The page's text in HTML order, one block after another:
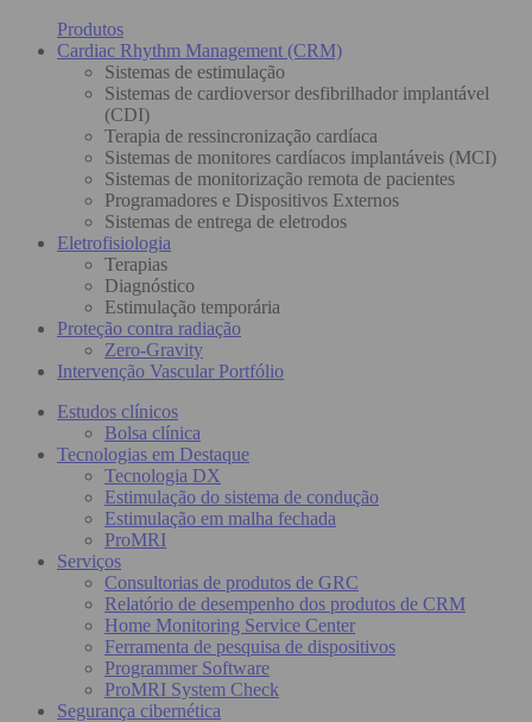
Produtos
Cardiac Rhythm Management (CRM)
Sistemas de estimulação
Sistemas de cardioversor desfibrilhador implantável
(CDI)
Terapia de ressincronização cardíaca
Sistemas de monitores cardíacos implantáveis (MCI)
Sistemas de monitorização remota de pacientes
Programadores e Dispositivos Externos
Sistemas de entrega de eletrodos
Eletrofisiologia
Terapias
Diagnóstico
Estimulação temporária
Proteção contra radiação
Zero-Gravity
Intervenção Vascular Portfólio
Estudos clínicos
Bolsa clínica
Tecnologias em Destaque
Tecnologia DX
Estimulação do sistema de condução
Estimulação em malha fechada
ProMRI
Serviços
Consultorias de produtos de GRC
Relatório de desempenho dos produtos de CRM
Home Monitoring Service Center
Ferramenta de pesquisa de dispositivos
Programmer Software
ProMRI System Check
Segurança cibernética